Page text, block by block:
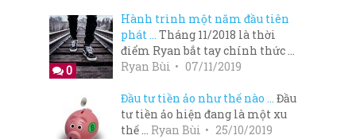
0
Hành trình một năm đầu tiên
phát … Tháng 11/2018 là thời
điểm Ryan bắt tay chính thức …
Ryan Bùi
07/11/2019
Đầu tư tiền ảo như thế nào … Đầu
tư tiền ảo hiện đang là một xu
thế … Ryan Bùi 25/10/2019